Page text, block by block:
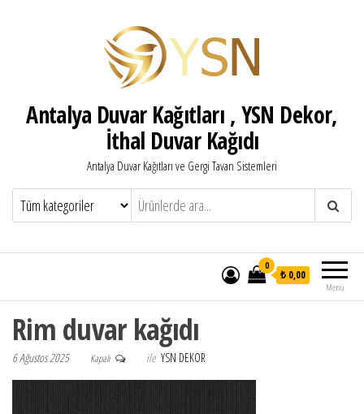
Antalya Duvar Kağıtları , YSN Dekor,
İthal Duvar Kağıdı
Antalya Duvar Kağıtları ve Gergi Tavan Sistemleri
Menü
0
₺ 0,00
Rim duvar kağıdı
6 Ağustos 2025 Kapalı ile YSN DEKOR